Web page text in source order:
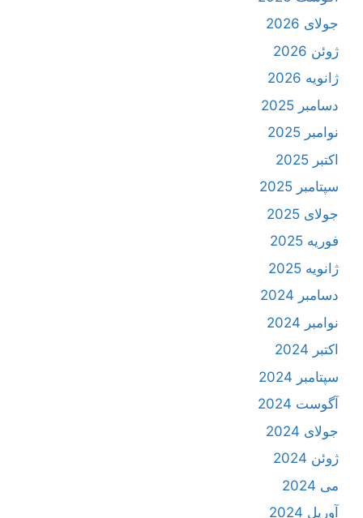
جولای 2026
ژوئن 2026
ژانویه 2026
دسامبر 2025
نوامبر 2025
اکتبر 2025
سپتامبر 2025
جولای 2025
فوریه 2025
ژانویه 2025
دسامبر 2024
نوامبر 2024
اکتبر 2024
سپتامبر 2024
آگوست 2024
جولای 2024
ژوئن 2024
می 2024
آوریل 2024